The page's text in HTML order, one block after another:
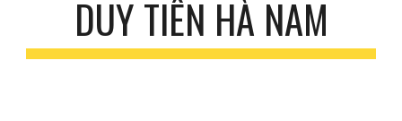
DUY TIÊN HÀ NAM